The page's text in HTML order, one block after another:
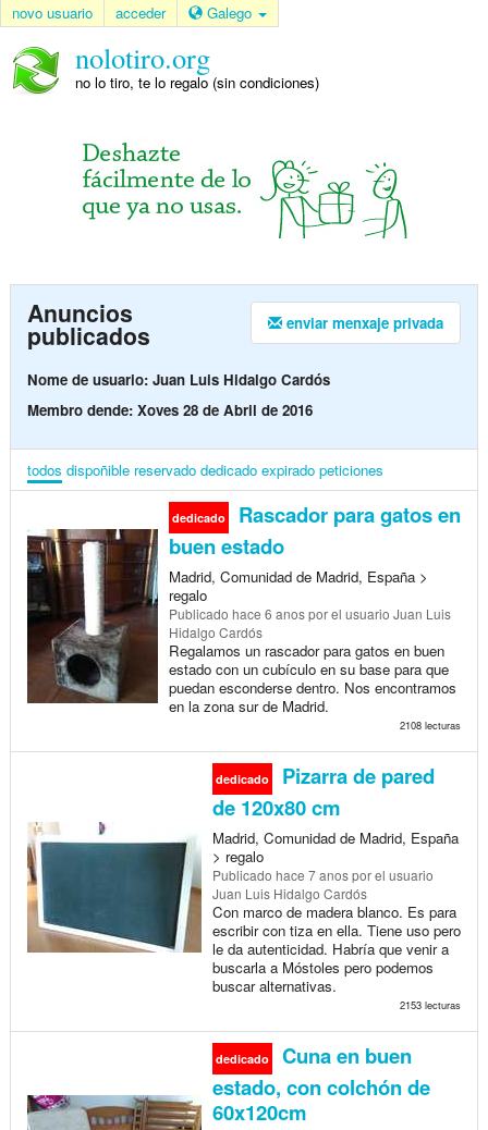
novo usuario acceder Galego
nolotiro.org
no lo tiro, te lo regalo (sin condiciones)
enviar menxaje privada
Anuncios
publicados
Nome de usuario: Juan Luis Hidalgo Cardós
Membro dende: Xoves 28 de Abril de 2016
todos dispoñible reservado dedicado expirado peticiones
dedicado
Rascador para gatos en
buen estado
Madrid, Comunidad de Madrid, España >
regalo
Publicado hace 6 anospor el usuario Juan Luis
Hidalgo Cardós
Regalamos un rascador para gatos en buen
estado con un cubículo en su base para que
puedan esconderse dentro. Nos encontramos
en la zona sur de Madrid.
2108 lecturas
dedicado
Pizarra de pared
de 120x80 cm
Madrid, Comunidad de Madrid, España
> regalo
Publicado hace 7 anospor el usuario
Juan Luis Hidalgo Cardós
Con marco de madera blanco. Es para
escribir con tiza en ella. Tiene uso pero
le da autenticidad. Habría que venir a
buscarla a Móstoles pero podemos
buscar alternativas.
2153 lecturas
dedicado
Cuna en buen
estado, con colchón de
60x120cm